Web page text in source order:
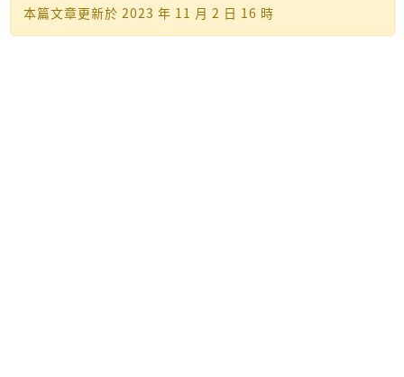
本篇文章更新於 2023 年 11 月 2 日 16 時